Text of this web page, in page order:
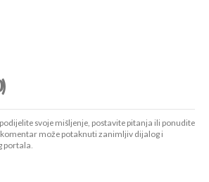
svoje mišljenje, postavite pitanja ili ponudite
komentar može potaknuti zanimljiv dijalog i
portala.